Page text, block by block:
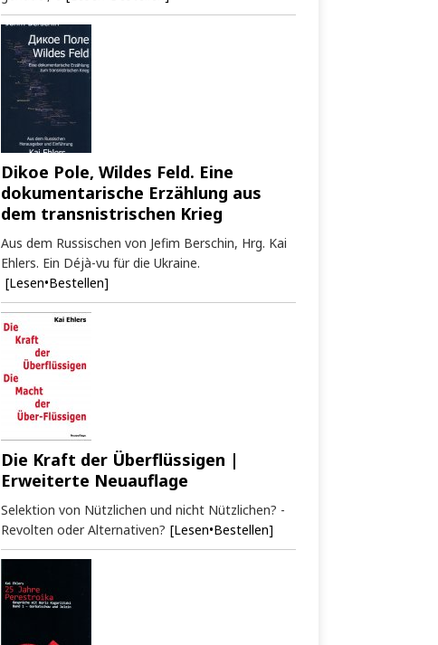
Dikoe Pole, Wildes Feld. Eine
dokumentarische Erzählung aus
dem transnistrischen Krieg
Aus dem Russischen von Jefim Berschin, Hrg. Kai
Ehlers. Ein Déjà-vu für die Ukraine.
[Lesen•Bestellen]
Die Kraft der Überflüssigen |
Erweiterte Neuauflage
Selektion von Nützlichen und nicht Nützlichen? -
Revolten oder Alternativen? [Lesen•Bestellen]